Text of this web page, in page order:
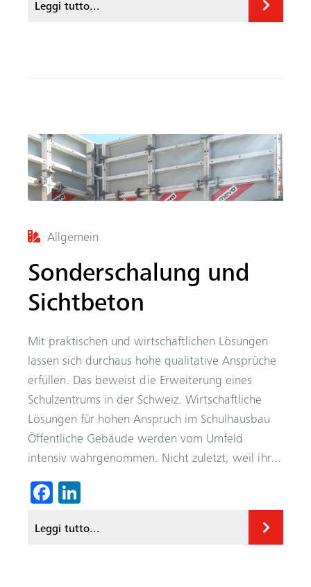
b
ed
Leggi tutto...
Allgemein
Sonderschalung und
Sichtbeton
Mit praktischen und wirtschaftlichen Lösungen
lassen sich durchaus hohe qualitative Ansprüche
erfüllen. Das beweist die Erweiterung eines
Schulzentrums in der Schweiz. Wirtschaftliche
Lösungen für hohen ­Anspruch im Schulhausbau
Öffentliche Gebäude werden vom Umfeld
intensiv wahrgenommen. Nicht zuletzt, weil ihr...
Fa
b
ed
Leggi tutto...